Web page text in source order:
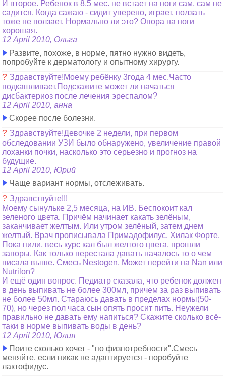
И второе. Ребенок в 8,5 мес. не встает на ноги сам, сам не
садится. Когда сажаю - сидит уверено, играет, ползать
тоже не ползает. Нормально ли это? Опора на ноги
хорошая.
12 April 2010, Ольга
Развите, похоже, в норме, пятно нужно видеть,
попробуйте к дерматологу и опытному хирургу.
? Здравствуйте!Моему ребёнку 3года 4 мес.Часто
подкашливает.Подскажите может ли начаться
дисбактериоз после лечения эреспалом?
12 April 2010, анна
Скорее после болезни.
? Здравствуйте!Девочке 2 недели, при первом
обследовании УЗИ было обнаружено, увеличение правой
лоханки почки, насколько это серьезно и прогноз на
будущие.
12 April 2010, Юрий
Чаще вариант нормы, отслеживать.
? Здравствуйте!!!
Моему сынульке 2,5 месяца, на ИВ. Беспокоит кал
зеленого цвета. Причём начинает какать зелёным,
заканчивает желтым. Или утром зелёный, затем днем
желтый. Врач прописывала Примадофилус, Хилак Форте.
Пока пили, весь курс кал был желтого цвета, прошли
запоры. Как только перестала давать началось то о чем
писала выше. Смесь Nestogen. Может перейти на Nan или
Nutrilon?
И ещё один вопрос. Педиатр сказала, что ребенок должен
в день выпивать не более 300мл, причем за раз выпивать
не более 50мл. Стараюсь давать в пределах нормы(50-
70), но через пол часа сын опять просит пить. Неужели
правильно не давать ему напиться? Скажите сколько всё-
таки в норме выпивать воды в день?
12 April 2010, Юлия
Поите сколько хочет - "по физпотребности".Смесь
меняйте, если никак не адаптируется - поробуйте
лактофидус.